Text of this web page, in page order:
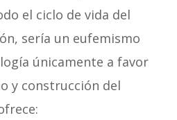
el ciclo de vida del
sería un eufemismo
únicamente a favor
y construcción del